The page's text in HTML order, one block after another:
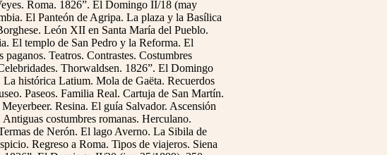
Roma. 1826”. El Domingo II/18 (may
El Panteón de Agripa. La plaza y la Basílica
León XII en Santa María del Pueblo.
El templo de San Pedro y la Reforma. El
Teatros. Contrastes. Costumbres
Thorwaldsen. 1826”. El Domingo
histórica Latium. Mola de Gaëta. Recuerdos
Paseos. Familia Real. Cartuja de San Martín.
Resina. El guía Salvador. Ascensión
costumbres romanas. Herculano.
de Nerón. El lago Averno. La Sibila de
Regreso a Roma. Tipos de viajeros. Siena